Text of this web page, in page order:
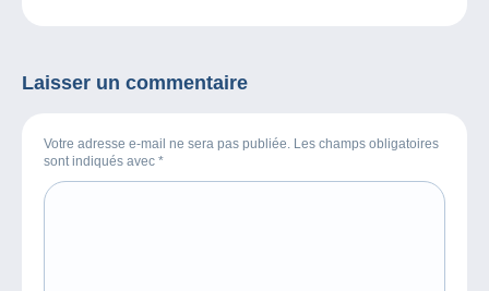
Laisser un commentaire
Votre adresse e-mail ne sera pas publiée. Les champs obligatoires
sont indiqués avec *